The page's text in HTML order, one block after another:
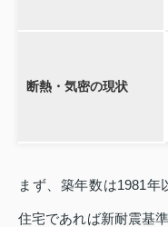
断熱・気密の現状
まず、築年数は1981
住宅であれば新耐震基